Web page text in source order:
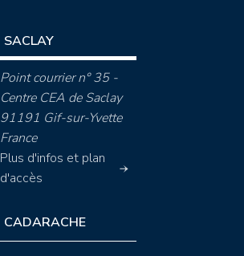
SACLAY
Point courrier n° 35 -
Centre CEA de Saclay
91191 Gif-sur-Yvette
France
Plus d'infos et plan
d'accès
CADARACHE